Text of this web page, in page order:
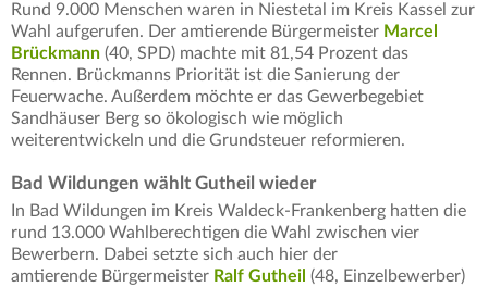
Rund 9.000 Menschen waren in Niestetal im Kreis Kassel zur
Wahl aufgerufen. Der amtierende Bürgermeister Marcel
Brückmann (40, SPD) machte mit 81,54 Prozent das
Rennen. Brückmanns Priorität ist die Sanierung der
Feuerwache. Außerdem möchte er das Gewerbegebiet
Sandhäuser Berg so ökologisch wie möglich
weiterentwickeln und die Grundsteuer reformieren.
Bad Wildungen wählt Gutheil wieder
In Bad Wildungen im Kreis Waldeck-Frankenberg hatten die
rund 13.000 Wahlberechtigen die Wahl zwischen vier
Bewerbern. Dabei setzte sich auch hier der
amtierende Bürgermeister Ralf Gutheil (48, Einzelbewerber)